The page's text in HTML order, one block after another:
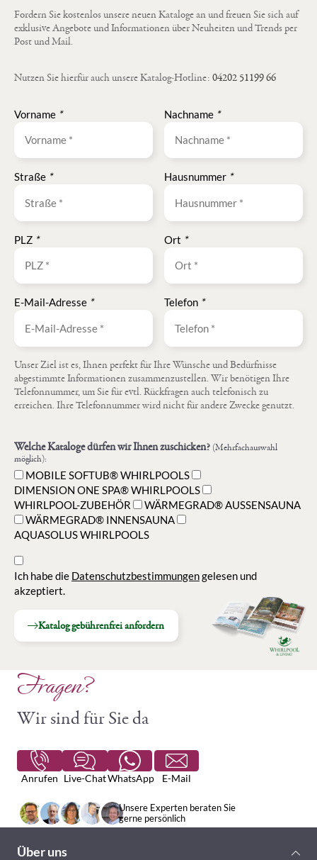
Fordern Sie kostenlos unsere neuen Kataloge an und freuen Sie sich auf
exklusive Angebote und Informationen über Neuheiten und Trends per
Post und Mail.
Nutzen Sie hierfür auch unsere Katalog-Hotline: 04202 51199 66
Vorname * Nachname *
Straße * Hausnummer *
PLZ * Ort *
E-Mail-Adresse * Telefon *
Unser Ziel ist es, Ihnen perfekt für Ihre Wünsche und Bedürfnisse
abgestimmte Informationen zusammenzustellen. Wir benötigen Ihre
Telefonnummer, um Sie für evtl. Rückfragen auch telefonisch zu
erreichen. Ihre Telefonnummer wird nicht für andere Zwecke genutzt.
Welche Kataloge dürfen wir Ihnen zuschicken? (Mehrfachauswahl
möglich):
MOBILE SOFTUB® WHIRLPOOLS
DIMENSION ONE SPA® WHIRLPOOLS
WHIRLPOOL-ZUBEHÖR
WÄRMEGRAD® AUSSENSAUNA
WÄRMEGRAD® INNENSAUNA
AQUASOLUS WHIRLPOOLS
Ich habe die Datenschutzbestimmungengelesen und
akzeptiert.
Katalog gebührenfrei anfordern
Fragen?
Wir sind für Sie da
Anrufen Live-ChatWhatsApp E-Mail
Unsere Experten beraten Sie
gerne persönlich
Über uns